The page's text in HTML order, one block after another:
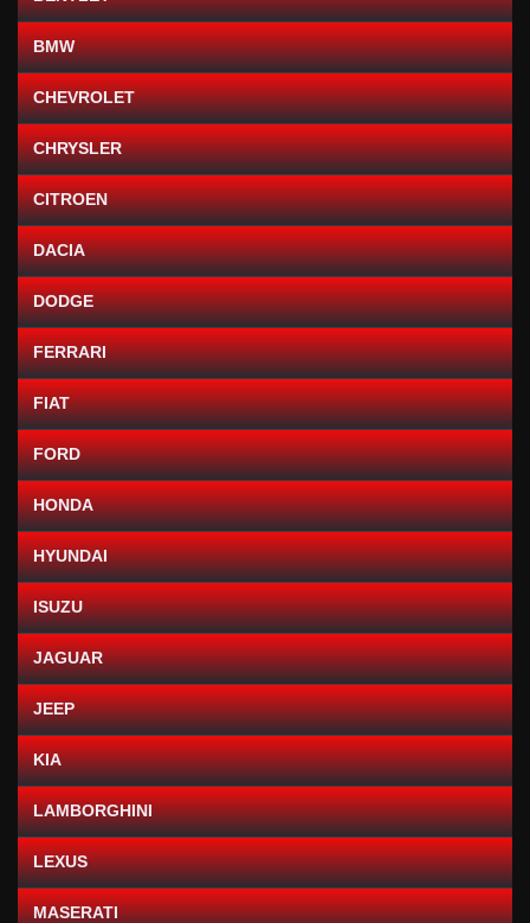
BMW
CHEVROLET
CHRYSLER
CITROEN
DACIA
DODGE
FERRARI
FIAT
FORD
HONDA
HYUNDAI
ISUZU
JAGUAR
JEEP
KIA
LAMBORGHINI
LEXUS
MASERATI